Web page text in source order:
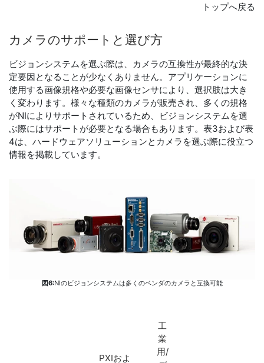
トップへ戻る
カメラのサポート と 選び方
ビジョンシステムを選ぶ際は、カメラの互換性が最終的な決
定要因となることが少なくありません。アプリケーションに
使用する画像規格や必要な画像センサにより、選択肢は大き
く変わります。様々な種類のカメラが販売され、多くの規格
がNIによりサポートされているため、ビジョンシステムを選
ぶ際にはサポートが必要となる場合もあります。表3および表
4は、ハードウェアソリューションとカメラを選ぶ際に役立つ
情報を掲載しています。
図6:NIのビジョンシステムは多くのベンダのカメラと互換可能
PXIおよ
工
業
用/